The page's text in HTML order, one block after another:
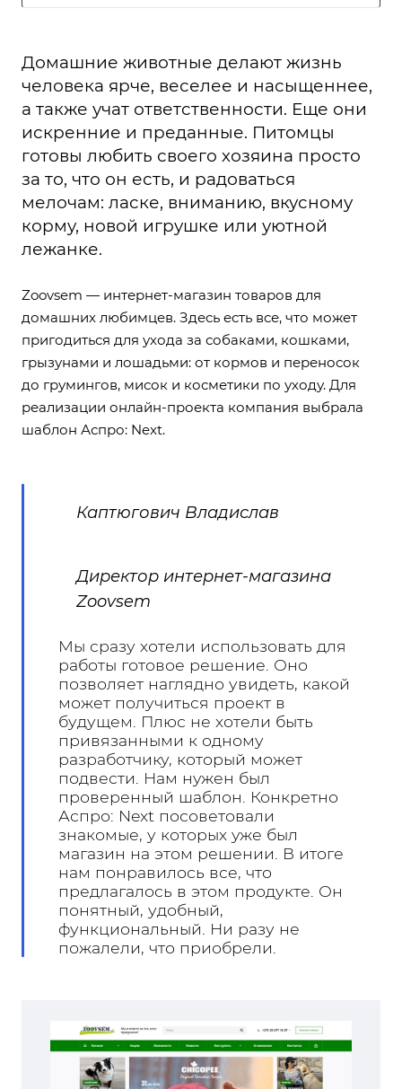
Домашние животные делают жизнь
человека ярче, веселее и насыщеннее,
а также учат ответственности. Еще они
искренние и преданные. Питомцы
готовы любить своего хозяина просто
за то, что он есть, и радоваться
мелочам: ласке, вниманию, вкусному
корму, новой игрушке или уютной
лежанке.
Zoovsem — интернет-магазин товаров для
домашних любимцев. Здесь есть все, что может
пригодиться для ухода за собаками, кошками,
грызунами и лошадьми: от кормов и переносок
до грумингов, мисок и косметики по уходу. Для
реализации онлайн-проекта компания выбрала
шаблон Аспро: Next.
Каптюгович Владислав
Директор интернет-магазина
Zoovsem
Мы сразу хотели использовать для
работы готовое решение. Оно
позволяет наглядно увидеть, какой
может получиться проект в
будущем. Плюс не хотели быть
привязанными к одному
разработчику, который может
подвести. Нам нужен был
проверенный шаблон. Конкретно
Аспро: Next посоветовали
знакомые, у которых уже был
магазин на этом решении. В итоге
нам понравилось все, что
предлагалось в этом продукте. Он
понятный, удобный,
функциональный. Ни разу не
пожалели, что приобрели.